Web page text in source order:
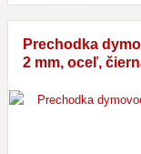
Prechodka
2 mm, oceľ,